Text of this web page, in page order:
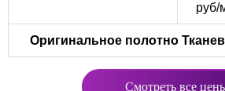
руб/
Оригинальное полотно
Смотреть все